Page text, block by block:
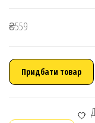
₴559
Придбати товар